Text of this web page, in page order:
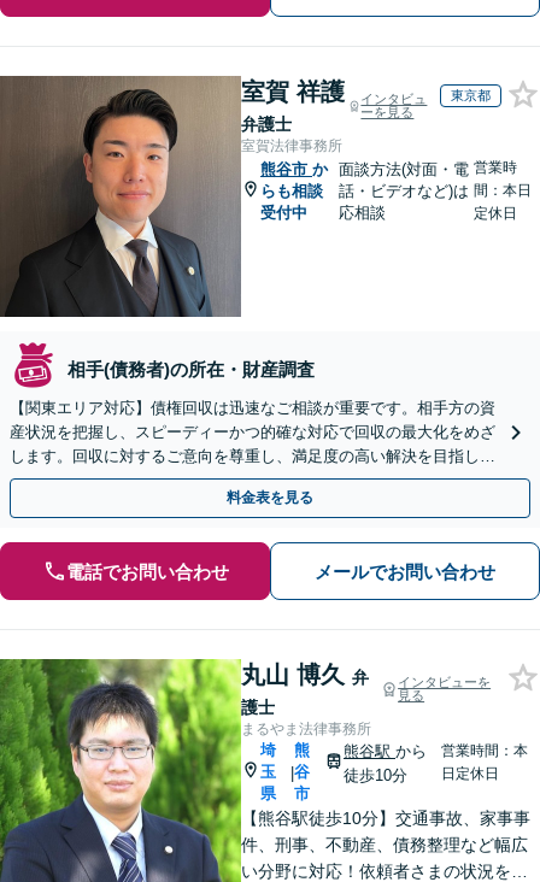
室賀 祥護
弁護士
インタビュ
ーを見る
東京都
室賀法律事務所
熊谷市 か
らも相談
受付中
面談方法(対面・電
話・ビデオなど)は
応相談
営業時
間：本日
定休日
相手(債務者)の所在・財産調査
【関東エリア対応】債権回収は迅速なご相談が重要です。相手方の資
産状況を把握し、スピーディーかつ的確な対応で回収の最大化をめざ
します。回収に対するご意向を尊重し、満足度の高い解決を目指しま
す【休日・夜間相談対応】
料金表を見る
電話でお問い合わせ メールでお問い合わせ
丸山 博久 弁
護士
インタビューを
見る
まるやま法律事務所
埼
玉
県
|
熊
谷
市
熊谷駅 から
徒歩10分
営業時間：本
日定休日
【熊谷駅徒歩10分】交通事故、家事事
件、刑事、不動産、債務整理など幅広
い分野に対応！依頼者さまの状況を十